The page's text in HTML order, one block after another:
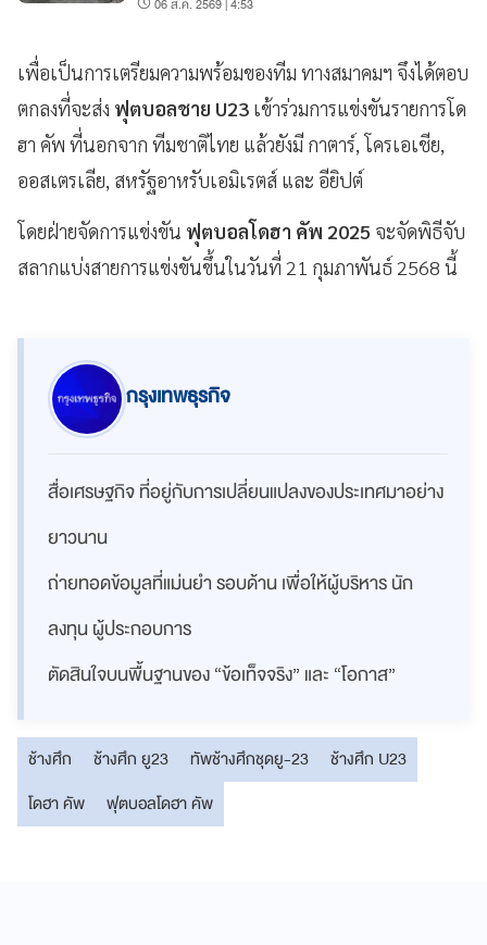
เพื่อเป็นการเตรียมความพร้อมของทีม ทางสมาคมฯ จึงได้ตอบ
ตกลงที่จะส่ง ฟุตบอลชาย U23 เข้าร่วมการแข่งขันรายการโด
ฮา คัพ ที่นอกจาก ทีมชาติไทย แล้วยังมี กาตาร์, โครเอเชีย,
ออสเตรเลีย, สหรัฐอาหรับเอมิเรตส์ และ อียิปต์
โดยฝ่ายจัดการแข่งขัน ฟุตบอลโดฮา คัพ 2025 จะจัดพิธีจับ
สลากแบ่งสายการแข่งขันขึ้นในวันที่ 21 กุมภาพันธ์ 2568 นี้
กรุงเทพธุรกิจ
สื่อเศรษฐกิจ ที่อยู่กับการเปลี่ยนแปลงของประเทศมาอย่าง
ยาวนาน
ถ่ายทอดข้อมูลที่แม่นยำ รอบด้าน เพื่อให้ผู้บริหาร นัก
ลงทุน ผู้ประกอบการ
ตัดสินใจบนพื้นฐานของ “ข้อเท็จจริง” และ “โอกาส”
ช้างศึก ช้างศึก ยู23 ทัพช้างศึกชุดยู-23
ช้างศึก U23
โดฮา คัพ
ฟุตบอลโดฮา คัพ